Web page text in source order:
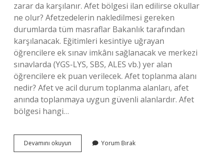
zarar da karşılanır. Afet bölgesi ilan edilirse okullar
ne olur? Afetzedelerin nakledilmesi gereken
durumlarda tüm masraflar Bakanlık tarafından
karşılanacak. Eğitimleri kesintiye uğrayan
öğrencilere ek sınav imkânı sağlanacak ve merkezi
sınavlarda (YGS-LYS, SBS, ALES vb.) yer alan
öğrencilere ek puan verilecek. Afet toplanma alanı
nedir? Afet ve acil durum toplanma alanları, afet
anında toplanmaya uygun güvenli alanlardır. Afet
bölgesi hangi…
Devamını okuyun
Alanı
Yorum Bırak